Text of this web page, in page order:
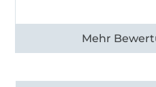
Alle 82990